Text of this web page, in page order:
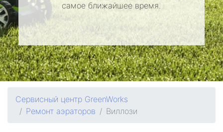
самое ближайшее время.
Сервисный центр GreenWorks
Ремонт аэраторов
Виллози